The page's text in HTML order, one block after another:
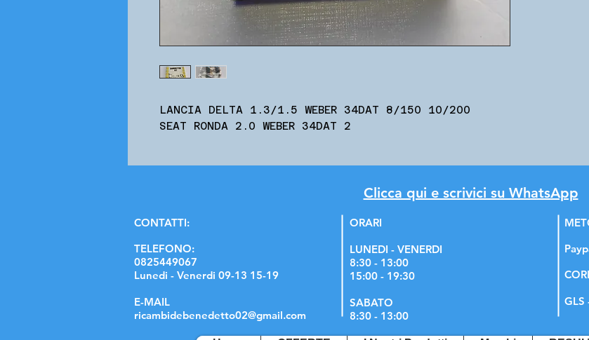
LANCIA DELTA 1.3/1.5 WEBER 34DAT 8/150 10/200
SEAT RONDA 2.0 WEBER 34DAT 2
Clicca qui e scrivici su WhatsApp
CONTATTI:
TELEFONO:
0825449067
Lunedi - Venerdi 09-13 15-19
E-MAIL
ricambidebenedetto02@gmail.com
ORARI
LUNEDI - VENERDI
8:30 - 13:00
15:00 - 19:30
SABATO
8:30 - 13:00
GLS